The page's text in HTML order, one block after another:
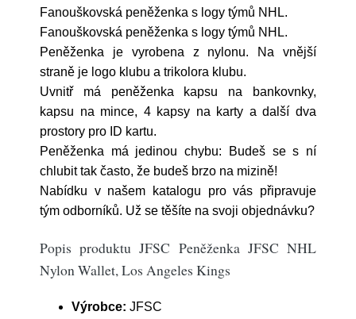
Fanouškovská peněženka s logy týmů NHL.
Fanouškovská peněženka s logy týmů NHL.
Peněženka je vyrobena z nylonu. Na vnější
straně je logo klubu a trikolora klubu.
Uvnitř má peněženka kapsu na bankovnky,
kapsu na mince, 4 kapsy na karty a další dva
prostory pro ID kartu.
Peněženka má jedinou chybu: Budeš se s ní
chlubit tak často, že budeš brzo na mizině!
Nabídku v našem katalogu pro vás připravuje
tým odborníků. Už se těšíte na svoji objednávku?
Popis produktu JFSC Peněženka JFSC NHL
Nylon Wallet, Los Angeles Kings
Výrobce: JFSC